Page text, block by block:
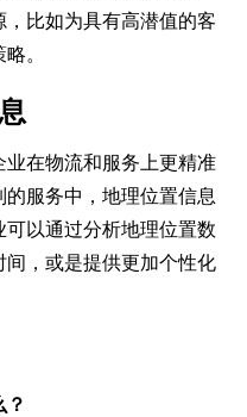
比如为具有高潜值的客
。
在物流和服务上更精准
服务中，地理位置信息
以通过分析地理位置数
，或是提供更加个性化
？